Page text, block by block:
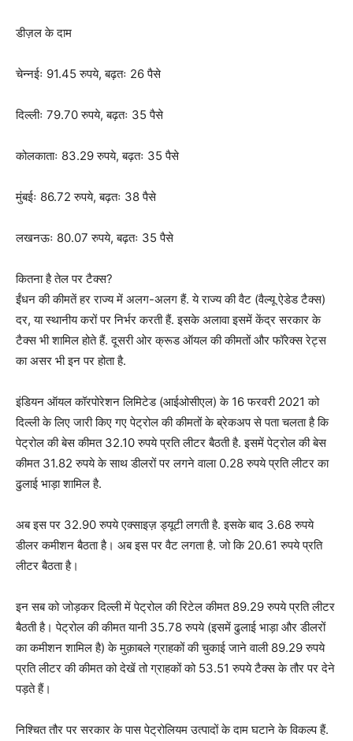
डीज़ल के दाम
चेन्नईः 91.45 रुपये, बढ़तः 26 पैसे
दिल्लीः 79.70 रुपये, बढ़तः 35 पैसे
कोलकाताः 83.29 रुपये, बढ़तः 35 पैसे
मुंबईः 86.72 रुपये, बढ़तः 38 पैसे
लखनऊः 80.07 रुपये, बढ़तः 35 पैसे
कितना है तेल पर टैक्स?
ईंधन की कीमतें हर राज्य में अलग-अलग हैं. ये राज्य की वैट (वैल्यू ऐडेड टैक्स)
दर, या स्थानीय करों पर निर्भर करती हैं. इसके अलावा इसमें केंद्र सरकार के
टैक्स भी शामिल होते हैं. दूसरी ओर क्रूड ऑयल की कीमतों और फॉरेक्स रेट्स
का असर भी इन पर होता है.
इंडियन ऑयल कॉरपोरेशन लिमिटेड (आईओसीएल) के 16 फरवरी 2021 को
दिल्ली के लिए जारी किए गए पेट्रोल की कीमतों के ब्रेकअप से पता चलता है कि
पेट्रोल की बेस कीमत 32.10 रुपये प्रति लीटर बैठती है. इसमें पेट्रोल की बेस
कीमत 31.82 रुपये के साथ डीलरों पर लगने वाला 0.28 रुपये प्रति लीटर का
ढुलाई भाड़ा शामिल है.
अब इस पर 32.90 रुपये एक्साइज़ ड्यूटी लगती है. इसके बाद 3.68 रुपये
डीलर कमीशन बैठता है। अब इस पर वैट लगता है. जो कि 20.61 रुपये प्रति
लीटर बैठता है।
इन सब को जोड़कर दिल्ली में पेट्रोल की रिटेल कीमत 89.29 रुपये प्रति लीटर
बैठती है। पेट्रोल की कीमत यानी 35.78 रुपये (इसमें ढुलाई भाड़ा और डीलरों
का कमीशन शामिल है) के मुक़ाबले ग्राहकों की चुकाई जाने वाली 89.29 रुपये
प्रति लीटर की कीमत को देखें तो ग्राहकों को 53.51 रुपये टैक्स के तौर पर देने
पड़ते हैं।
निश्चित तौर पर सरकार के पास पेट्रोलियम उत्पादों के दाम घटाने के विकल्प हैं.